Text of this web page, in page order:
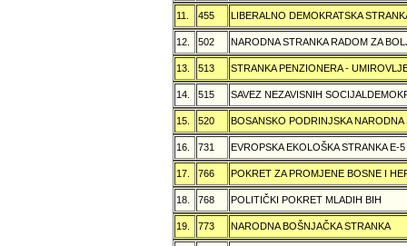
11.
455 LIBERALNO DEMOKRATSKA
12. 502 NARODNA STRANKA RADOM ZA
13. 513 STRANKA PENZIONERA -
14. 515 SAVEZ NEZAVISNIH
15. 520 BOSANSKO PODRINJSKA NARODNA
16. 731 EVROPSKA EKOLOŠKA STRANKA E-5
17. 766 POKRET ZA PROMJENE BOSNE I
18. 768 POLITIČKI POKRET MLADIH BIH
19. 773 NARODNA BOŠNJAČKA STRANKA